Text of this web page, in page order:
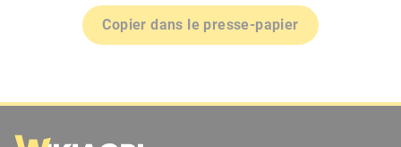
Copier dans le presse-papier